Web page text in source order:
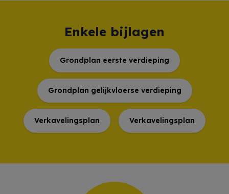
Enkele bijlagen
Grondplan eerste verdieping
Grondplan gelijkvloerse verdieping
Verkavelingsplan Verkavelingsplan